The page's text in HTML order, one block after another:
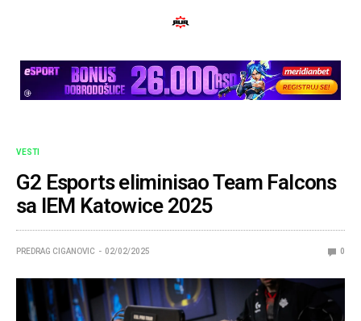
VESTI
G2 Esports eliminisao Team Falcons
sa IEM Katowice 2025
PREDRAG CIGANOVIC 02/02/2025 0